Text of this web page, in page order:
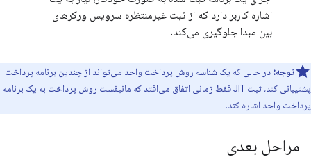
اشاره کاربر دارد که از ثبت غیرمنتظره سرویس ورکرهای
بین مبدا جلوگیری می‌کند.
توجه: در حالی که یک شناسه روش پرداخت واحد می‌تواند از چندین برنامه پرداخت
پشتیبانی کند، ثبت JIT فقط زمانی اتفاق می‌افتد که مانیفست روش پرداخت به یک برنامه
پرداخت واحد اشاره کند.
مراحل بعدی